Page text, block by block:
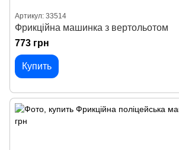
Артикул: 33514
Фрикційна машинка з вертольотом
773 грн
Купить